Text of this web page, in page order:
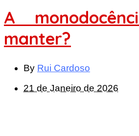
A
manter?
By Rui Cardoso
21 de Janeiro de 2026